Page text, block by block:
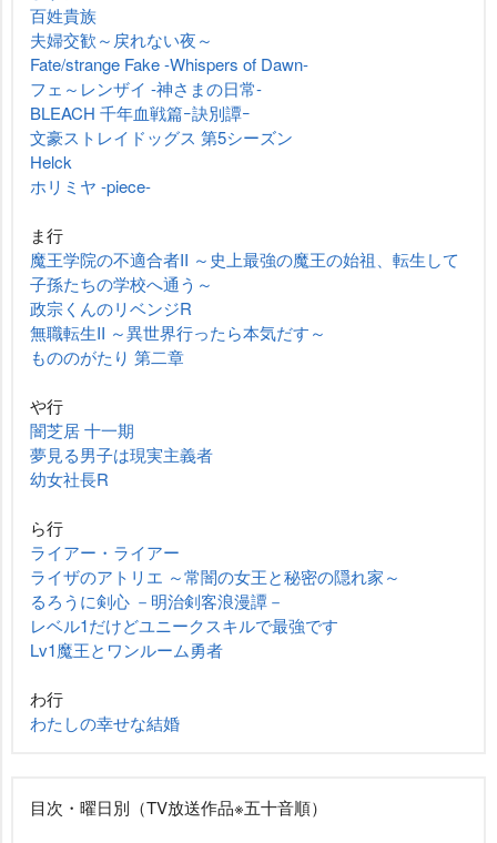
百姓貴族
夫婦交歓～戻れない夜～
Fate/strange Fake -Whispers of Dawn-
フェ～レンザイ -神さまの日常-
BLEACH 千年血戦篇ｰ訣別譚ｰ
文豪ストレイドッグス 第5シーズン
Helck
ホリミヤ -piece-
ま行
魔王学院の不適合者II ～史上最強の魔王の始祖、転生して
子孫たちの学校へ通う～
政宗くんのリベンジR
無職転生II ～異世界行ったら本気だす～
もののがたり 第二章
行
闇芝居 十一期
夢見る男子は現実主義者
幼女社長R
ら行
ライアー・ライアー
ライザのアトリエ ～常闇の女王と秘密の隠れ家～
るろうに剣心 －明治剣客浪漫譚－
レベル1だけどユニークスキルで最強です
Lv1魔王とワンルーム勇者
わ行
わたしの幸せな結婚
目次・曜日別（TV放送作品※五十音順）